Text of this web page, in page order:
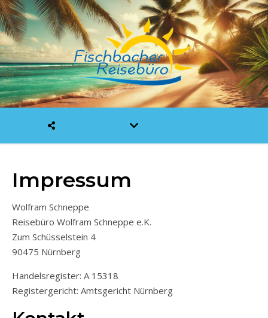
Impressum
Wolfram Schneppe
Reisebüro Wolfram Schneppe e.K.
Zum Schüsselstein 4
90475 Nürnberg
Handelsregister: A 15318
Registergericht: Amtsgericht Nürnberg